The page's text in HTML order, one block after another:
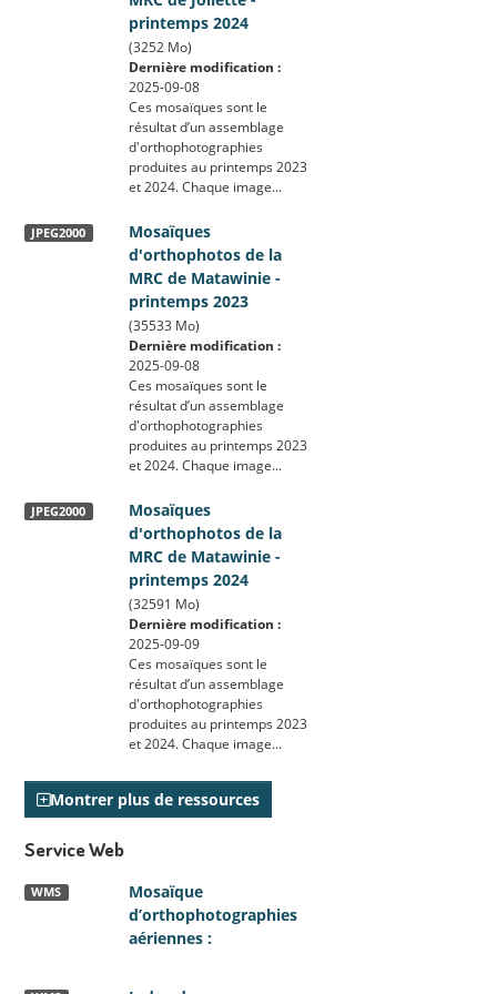
printemps 2024
(3252 Mo)
Dernière modification :
2025-09-08
Ces mosaïques sont le
résultat d’un assemblage
d'orthophotographies
produites au printemps 2023
et 2024. Chaque image...
Mosaïques
d'orthophotos de la
MRC de Matawinie -
printemps 2023
JPEG2000
(35533 Mo)
Dernière modification :
2025-09-08
Ces mosaïques sont le
résultat d’un assemblage
d'orthophotographies
produites au printemps 2023
et 2024. Chaque image...
Mosaïques
d'orthophotos de la
MRC de Matawinie -
printemps 2024
JPEG2000
(32591 Mo)
Dernière modification :
2025-09-09
Ces mosaïques sont le
résultat d’un assemblage
d'orthophotographies
produites au printemps 2023
et 2024. Chaque image...
Montrer plus de ressources
Service Web
Mosaïque
d’orthophotographies
aériennes :
WMS